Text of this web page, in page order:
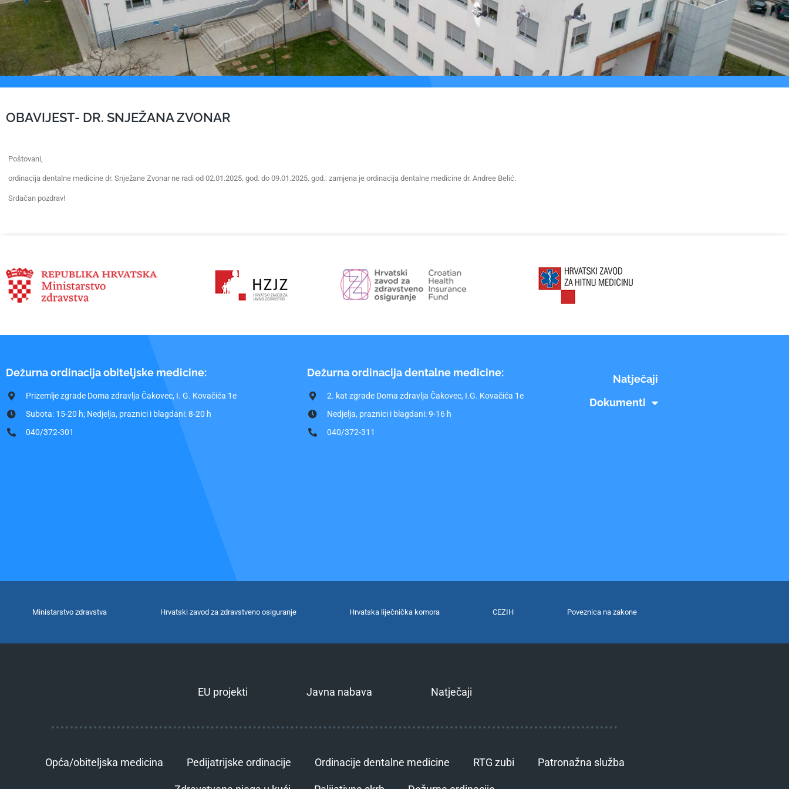
OBAVIJEST- DR. SNJEŽANA ZVONAR
Poštovani,
ordinacija dentalne medicine dr. Snježane Zvonar ne radi od 02.01.2025. god. do 09.01.2025. god.: zamjena je ordinacija dentalne medicine dr. Andree Belić.
Srdačan pozdrav!
Dežurna ordinacija obiteljske medicine:
Prizemlje zgrade Doma zdravlja Čakovec, I. G. Kovačića 1e
Subota: 15-20 h; Nedjelja, praznici i blagdani: 8-20 h
040/372-301
Dežurna ordinacija dentalne medicine:
2. kat zgrade Doma zdravlja Čakovec, I.G. Kovačića 1e
Nedjelja, praznici i blagdani: 9-16 h
040/372-311
Natječaji
Dokumenti
Ministarstvo zdravstva Hrvatski zavod za zdravstveno osiguranje Hrvatska liječnička komora CEZIH Poveznica na zakone
EU projekti Javna nabava Natječaji
Opća/obiteljska medicina Pedijatrijske ordinacije Ordinacije dentalne medicine RTG zubi Patronažna služba